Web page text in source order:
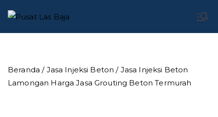
ke
konten
Pusat Bengkel Las Profesional di Indonesia
Beranda / Jasa Injeksi Beton / Jasa Injeksi Beton
Lamongan Harga Jasa Grouting Beton Termurah